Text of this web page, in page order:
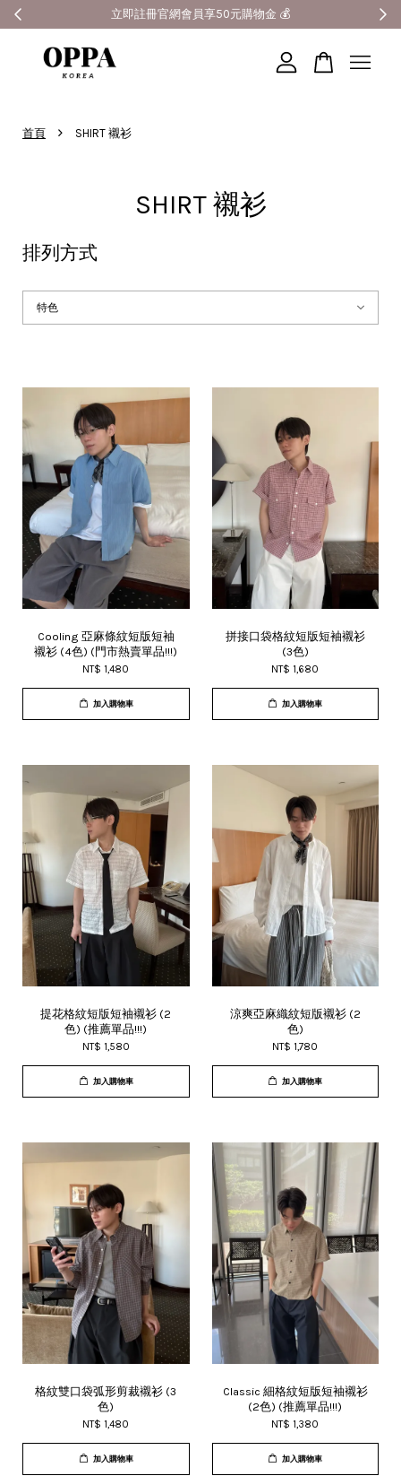
立即註冊官網會員享50元購物金 💰
首頁 › SHIRT 襯衫
SHIRT 襯衫
排列方式
Cooling 亞麻條紋短版短袖
襯衫 (4色) (門市熱賣單品!!!)
NT$ 1,480
加入購物車
拼接口袋格紋短版短袖襯衫
(3色)
NT$ 1,680
加入購物車
提花格紋短版短袖襯衫 (2
色) (推薦單品!!!)
NT$ 1,580
加入購物車
涼爽亞麻織紋短版襯衫 (2
色)
NT$ 1,780
加入購物車
格紋雙口袋弧形剪裁襯衫 (3
色)
NT$ 1,480
加入購物車
Classic 細格紋短版短袖襯衫
(2色) (推薦單品!!!)
NT$ 1,380
加入購物車